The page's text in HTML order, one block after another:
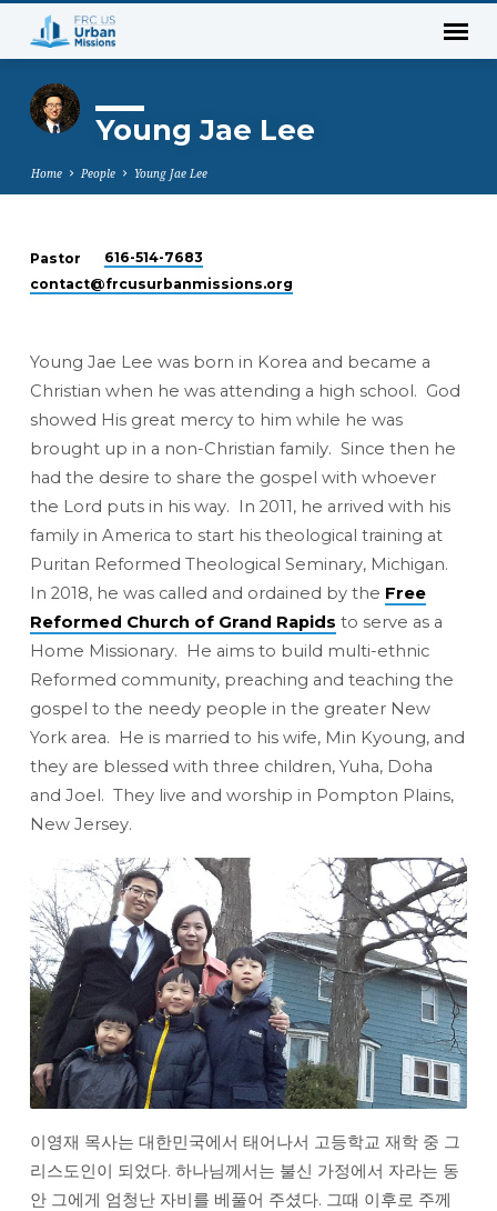
Young Jae Lee
Home People Young Jae Lee
Young
Pastor
616-514-7683
contact​@frcusurbanmissions.org
Young Jae Lee was born in Korea and became a
Christian when he was attending a high school. God
showed His great mercy to him while he was
brought up in a non-Christian family. Since then he
had the desire to share the gospel with whoever
the Lord puts in his way. In 2011, he arrived with his
family in America to start his theological training at
Puritan Reformed Theological Seminary, Michigan.
In 2018, he was called and ordained by the Free
Reformed Church of Grand Rapids to serve as a
Home Missionary. He aims to build multi-ethnic
Reformed community, preaching and teaching the
gospel to the needy people in the greater New
York area. He is married to his wife, Min Kyoung, and
they are blessed with three children, Yuha, Doha
and Joel. They live and worship in Pompton Plains,
New Jersey.
이영재 목사는 대한민국에서 태어나서 고등학교 재학 중 그
리스도인이 되었다. 하나님께서는 불신 가정에서 자라는 동
안 그에게 엄청난 자비를 베풀어 주셨다. 그때 이후로 주께